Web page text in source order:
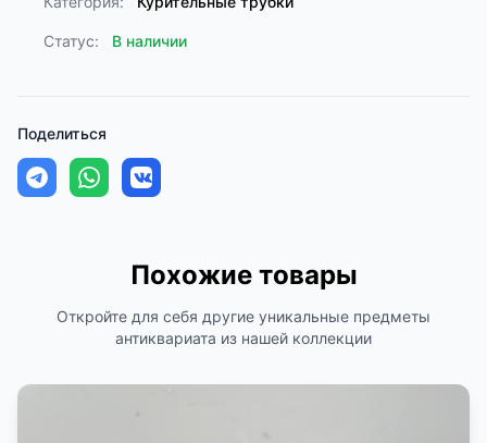
Статус: В наличии
Поделиться
Похожие товары
Откройте для себя другие уникальные предметы
антиквариата из нашей коллекции